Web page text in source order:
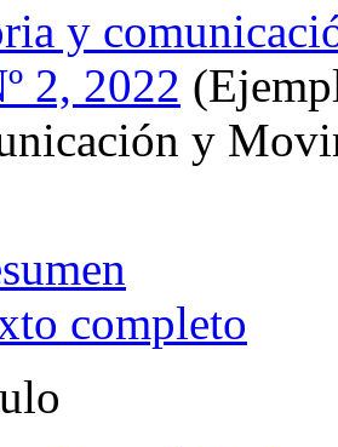
y
2, 2022
y
completo